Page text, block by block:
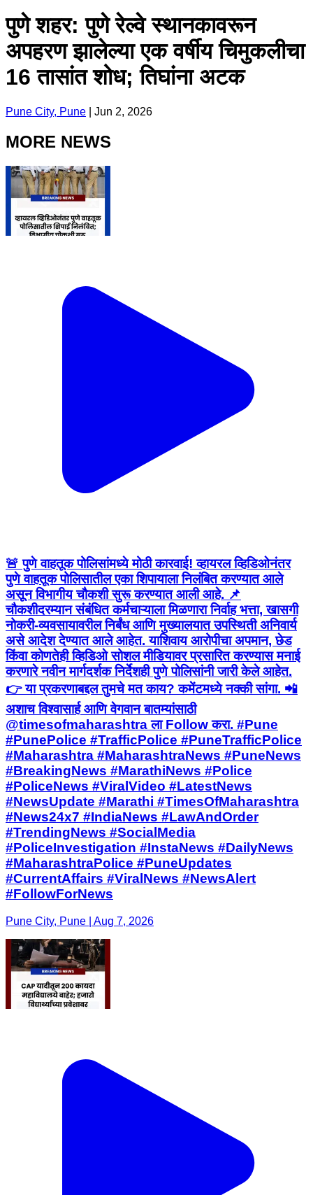
पुणे शहर: पुणे रेल्वे स्थानकावरून
अपहरण झालेल्या एक वर्षीय चिमुकलीचा
16 तासांत शोध; तिघांना अटक
Pune City, Pune Jun 2, 2026
MORE NEWS
🚨 पुणे वाहतूक पोलिसांमध्ये मोठी कारवाई! व्हायरल व्हिडिओनंतर
पुणे वाहतूक पोलिसातील एका शिपायाला निलंबित करण्यात आले
असून विभागीय चौकशी सुरू करण्यात आली आहे. 📌
चौकशीदरम्यान संबंधित कर्मचाऱ्याला मिळणारा निर्वाह भत्ता, खासगी
नोकरी-व्यवसायावरील निर्बंध आणि मुख्यालयात उपस्थिती अनिवार्य
असे आदेश देण्यात आले आहेत. याशिवाय आरोपीचा अपमान, छेड
किंवा कोणतेही व्हिडिओ सोशल मीडियावर प्रसारित करण्यास मनाई
करणारे नवीन मार्गदर्शक निर्देशही पुणे पोलिसांनी जारी केले आहेत.
👉 या प्रकरणाबद्दल तुमचे मत काय? कमेंटमध्ये नक्की सांगा. 📲
अशाच विश्वासार्ह आणि वेगवान बातम्यांसाठी
@timesofmaharashtra ला Follow करा. #Pune
#PunePolice #TrafficPolice #PuneTrafficPolice
#Maharashtra #MaharashtraNews #PuneNews
#BreakingNews #MarathiNews #Police
#PoliceNews #ViralVideo #LatestNews
#NewsUpdate #Marathi #TimesOfMaharashtra
#News24x7 #IndiaNews #LawAndOrder
#TrendingNews #SocialMedia
#PoliceInvestigation #InstaNews #DailyNews
#MaharashtraPolice #PuneUpdates
#CurrentAffairs #ViralNews #NewsAlert
#FollowForNews
Pune City, Pune | Aug 7, 2026